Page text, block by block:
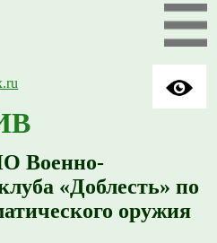
Военно-
«Доблесть» по
оружия